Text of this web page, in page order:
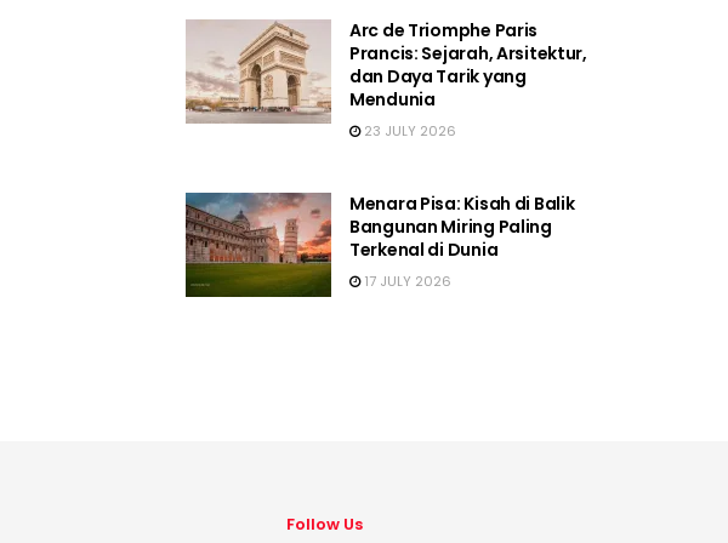
Arc de Triomphe Paris
Prancis: Sejarah, Arsitektur,
dan Daya Tarik yang
Mendunia
23 JULY 2026
Menara Pisa: Kisah di Balik
Bangunan Miring Paling
Terkenal di Dunia
17 JULY 2026
Follow Us